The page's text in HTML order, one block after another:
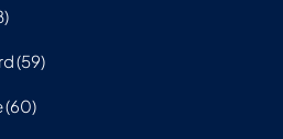
(59)
(60)